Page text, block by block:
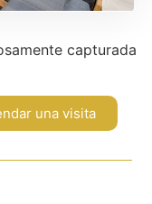
capturada
una visita